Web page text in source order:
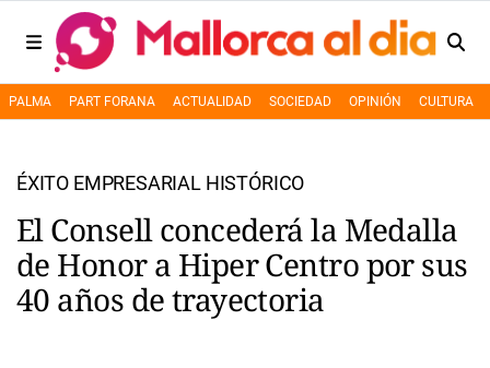
PALMA PART FORANA ACTUALIDAD SOCIEDAD OPINIÓN CULTURA
ÉXITO EMPRESARIAL HISTÓRICO
El Consell concederá la Medalla
de Honor a Hiper Centro por sus
40 años de trayectoria